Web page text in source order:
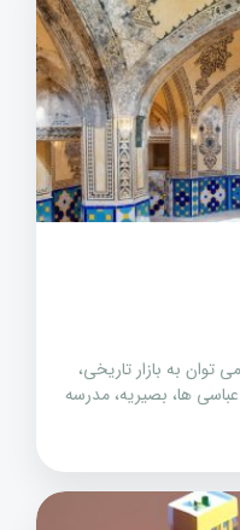
توان به بازار تاریخی،
ها، بصیریه، مدرسه